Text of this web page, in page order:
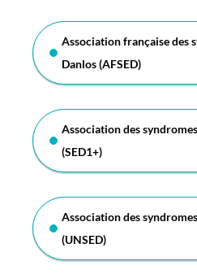
Association française des
Danlos (AFSED)
Association des
(SED1+)
Association des
(UNSED)